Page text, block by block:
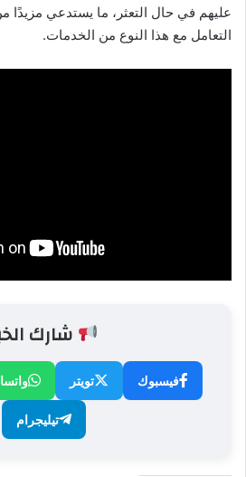
عليهم في حال التعثر، ما يستدعي مزيدًا
التعامل مع هذا النوع من الخدمات.
شارك
فيسبوك تويتر
تيليجرام